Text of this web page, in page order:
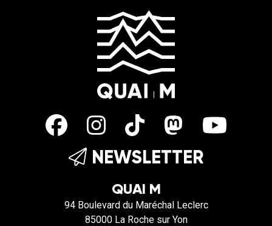
NEWSLETTER
QUAI M
94 Boulevard du Maréchal Leclerc
85000 La Roche sur Yon